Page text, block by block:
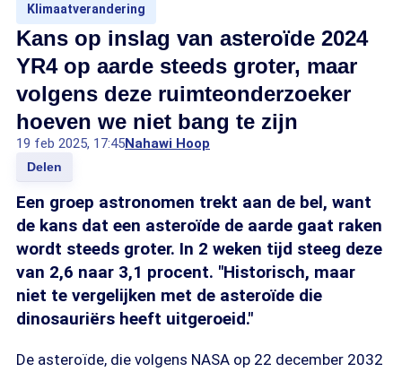
Klimaatverandering
Kans op inslag van asteroïde 2024
YR4 op aarde steeds groter, maar
volgens deze ruimteonderzoeker
hoeven we niet bang te zijn
19 feb 2025, 17:45Nahawi Hoop
Delen
Een groep astronomen trekt aan de bel, want
de kans dat een asteroïde de aarde gaat raken
wordt steeds groter. In 2 weken tijd steeg deze
van 2,6 naar 3,1 procent. "Historisch, maar
niet te vergelijken met de asteroïde die
dinosauriërs heeft uitgeroeid."
De asteroïde, die volgens NASA op 22 december 2032